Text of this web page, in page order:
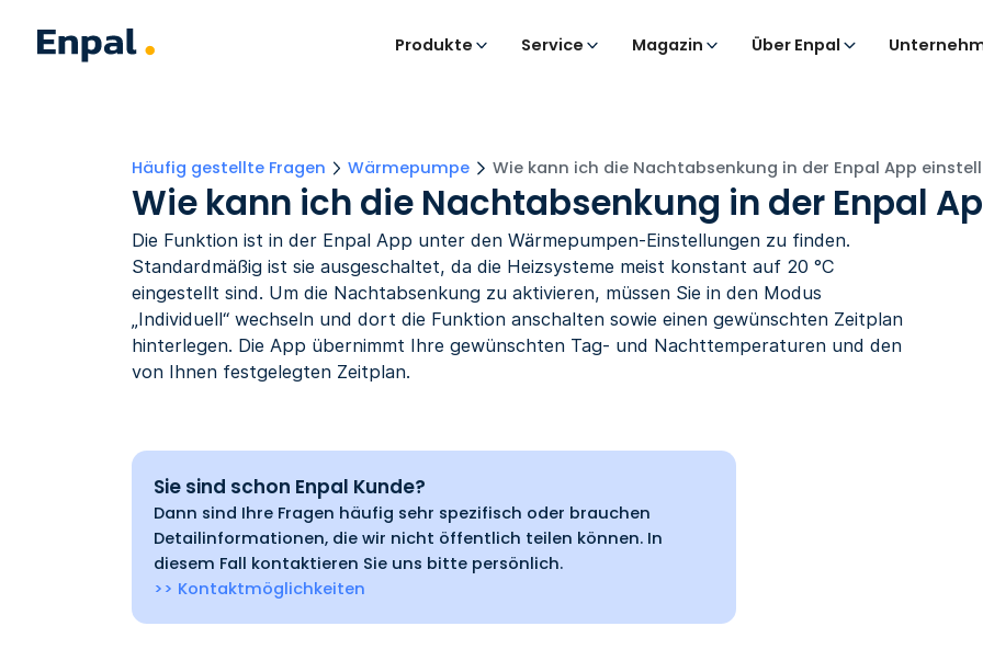
Produkte Service Magazin Über Enpal
Häufig gestellte Fragen Wärmepumpe Wie kann ich die Nachtabsenkung in der Enpal App
Wie kann ich die Nachtabsenkung in der Enpal
Die Funktion ist in der Enpal App unter den Wärmepumpen-Einstellungen zu finden.
Standardmäßig ist sie ausgeschaltet, da die Heizsysteme meist konstant auf 20 °C
eingestellt sind. Um die Nachtabsenkung zu aktivieren, müssen Sie in den Modus
„Individuell“ wechseln und dort die Funktion anschalten sowie einen gewünschten Zeitplan
hinterlegen. Die App übernimmt Ihre gewünschten Tag- und Nachttemperaturen und den
von Ihnen festgelegten Zeitplan.
Sie sind schon Enpal Kunde?
Dann sind Ihre Fragen häufig sehr spezifisch oder brauchen
Detailinformationen, die wir nicht öffentlich teilen können. In
diesem Fall kontaktieren Sie uns bitte persönlich.
>> Kontaktmöglichkeiten